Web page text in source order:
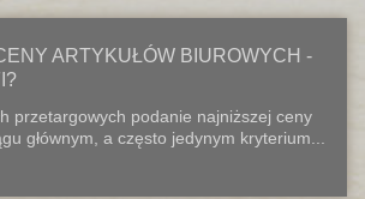
ARTYKUŁÓW BIUROWYCH -
przetargowych podanie najniższej ceny
głównym, a często jedynym kryterium...